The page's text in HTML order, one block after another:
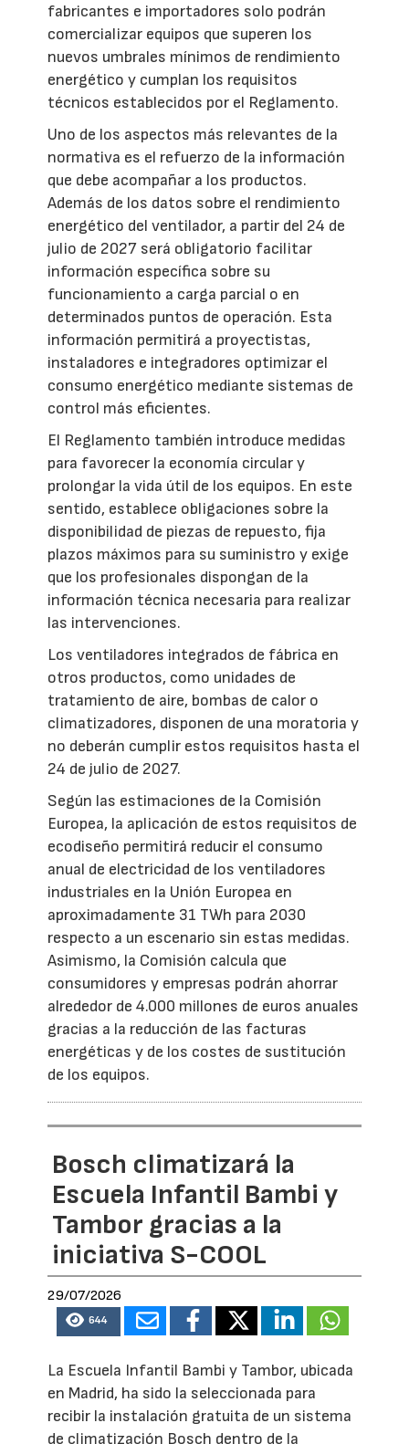
fabricantes e importadores solo podrán
comercializar equipos que superen los
nuevos umbrales mínimos de rendimiento
energético y cumplan los requisitos
técnicos establecidos por el Reglamento.
Uno de los aspectos más relevantes de la
normativa es el refuerzo de la información
que debe acompañar a los productos.
Además de los datos sobre el rendimiento
energético del ventilador, a partir del 24 de
julio de 2027 será obligatorio facilitar
información específica sobre su
funcionamiento a carga parcial o en
determinados puntos de operación. Esta
información permitirá a proyectistas,
instaladores e integradores optimizar el
consumo energético mediante sistemas de
control más eficientes.
El Reglamento también introduce medidas
para favorecer la economía circular y
prolongar la vida útil de los equipos. En este
sentido, establece obligaciones sobre la
disponibilidad de piezas de repuesto, fija
plazos máximos para su suministro y exige
que los profesionales dispongan de la
información técnica necesaria para realizar
las intervenciones.
Los ventiladores integrados de fábrica en
otros productos, como unidades de
tratamiento de aire, bombas de calor o
climatizadores, disponen de una moratoria y
no deberán cumplir estos requisitos hasta el
24 de julio de 2027.
Según las estimaciones de la Comisión
Europea, la aplicación de estos requisitos de
ecodiseño permitirá reducir el consumo
anual de electricidad de los ventiladores
industriales en la Unión Europea en
aproximadamente 31 TWh para 2030
respecto a un escenario sin estas medidas.
Asimismo, la Comisión calcula que
consumidores y empresas podrán ahorrar
alrededor de 4.000 millones de euros anuales
gracias a la reducción de las facturas
energéticas y de los costes de sustitución
de los equipos.
Bosch climatizará la
Escuela Infantil Bambi y
Tambor gracias a la
iniciativa S-COOL
29/07/2026
644
La Escuela Infantil Bambi y Tambor, ubicada
en Madrid, ha sido la seleccionada para
recibir la instalación gratuita de un sistema
de climatización Bosch dentro de la